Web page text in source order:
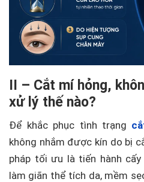
II – Cắt mí hỏng,
xử lý thế nào?
Để khắc phục tình trạng
không nhắm được kín do bị
pháp tối ưu là tiến hành
làm giãn thể tích da, mềm